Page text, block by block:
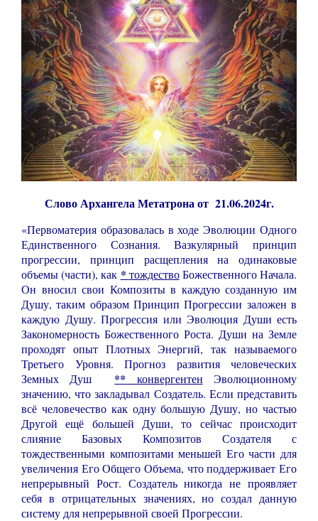
Слово Архангела Метатрона от 21.06.2024г.
«Первоматерия образовалась в ходе Эволюции Одного
Единственного Сознания. Вазкулярный принцип
прогрессии, принцип расщепления на одинаковые
объемы (части), как * тождествоБожественного Начала.
Он вносил свои Композиты в каждую созданную им
Душу, таким образом Принцип Прогрессии заложен в
каждую Душу. Прогрессия или Эволюция Души есть
Закономерность Божественного Роста. Души на Земле
проходят опыт Плотных Энергий, так называемого
Третьего Уровня. Прогноз развития человеческих
Земных Душ ** конвергентен Эволюционному
значению, что закладывал Создатель. Если представить
всё человечество как одну большую Душу, но частью
Другой ещё большей Души, то сейчас происходит
слияние Базовых Композитов Создателя с
тождественными композитами меньшей Его части для
увеличения Его Общего Объема, что поддерживает Его
непрерывный Рост. Создатель никогда не проявляет
себя в отрицательных значениях, но создал данную
систему для непрерывной своей Прогрессии.